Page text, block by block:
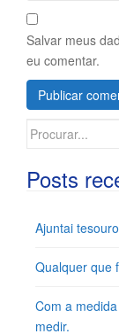
Salvar meus
eu comentar.
Search
Posts
Ajuntai
Qualquer que
Com a
medir.